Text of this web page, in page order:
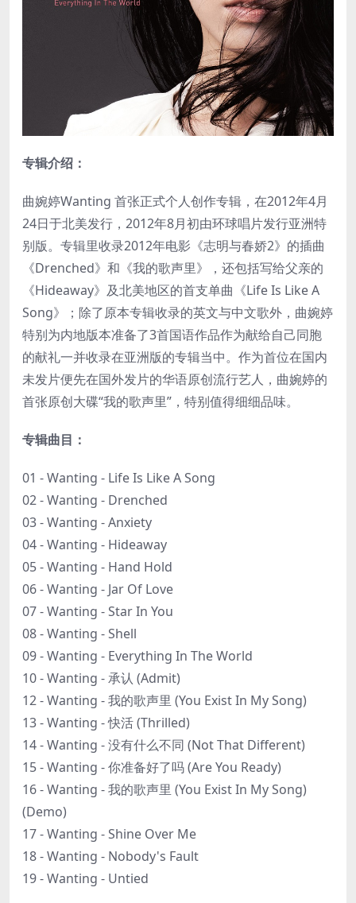
专辑介绍：
曲婉婷Wanting 首张正式个人创作专辑，在2012年4月
24日于北美发行，2012年8月初由环球唱片发行亚洲特
别版。专辑里收录2012年电影《志明与春娇2》的插曲
《Drenched》和《我的歌声里》，还包括写给父亲的
《Hideaway》及北美地区的首支单曲《Life Is Like A
Song》；除了原本专辑收录的英文与中文歌外，曲婉婷
特别为内地版本准备了3首国语作品作为献给自己同胞
的献礼一并收录在亚洲版的专辑当中。作为首位在国内
未发片便先在国外发片的华语原创流行艺人，曲婉婷的
首张原创大碟“我的歌声里”，特别值得细细品味。
专辑曲目：
01 - Wanting - Life Is Like A Song
02 - Wanting - Drenched
03 - Wanting - Anxiety
04 - Wanting - Hideaway
05 - Wanting - Hand Hold
06 - Wanting - Jar Of Love
07 - Wanting - Star In You
08 - Wanting - Shell
09 - Wanting - Everything In The World
10 - Wanting - 承认 (Admit)
12 - Wanting - 我的歌声里 (You Exist In My Song)
13 - Wanting - 快活 (Thrilled)
14 - Wanting - 没有什么不同 (Not That Different)
15 - Wanting - 你准备好了吗 (Are You Ready)
16 - Wanting - 我的歌声里 (You Exist In My Song)
(Demo)
17 - Wanting - Shine Over Me
18 - Wanting - Nobody's Fault
19 - Wanting - Untied